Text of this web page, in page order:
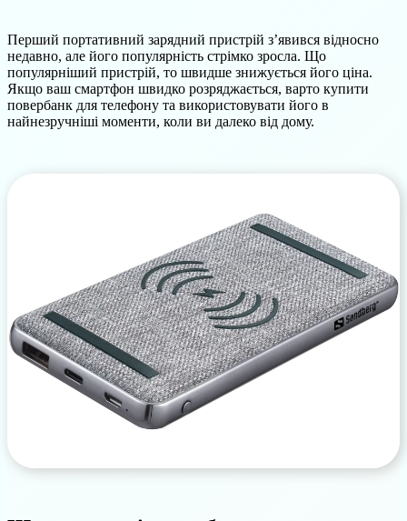
Перший портативний зарядний пристрій з’явився відносно
недавно, але його популярність стрімко зросла. Що
популярніший пристрій, то швидше знижується його ціна.
Якщо ваш смартфон швидко розряджається, варто купити
повербанк для телефону та використовувати його в
найнезручніші моменти, коли ви далеко від дому.